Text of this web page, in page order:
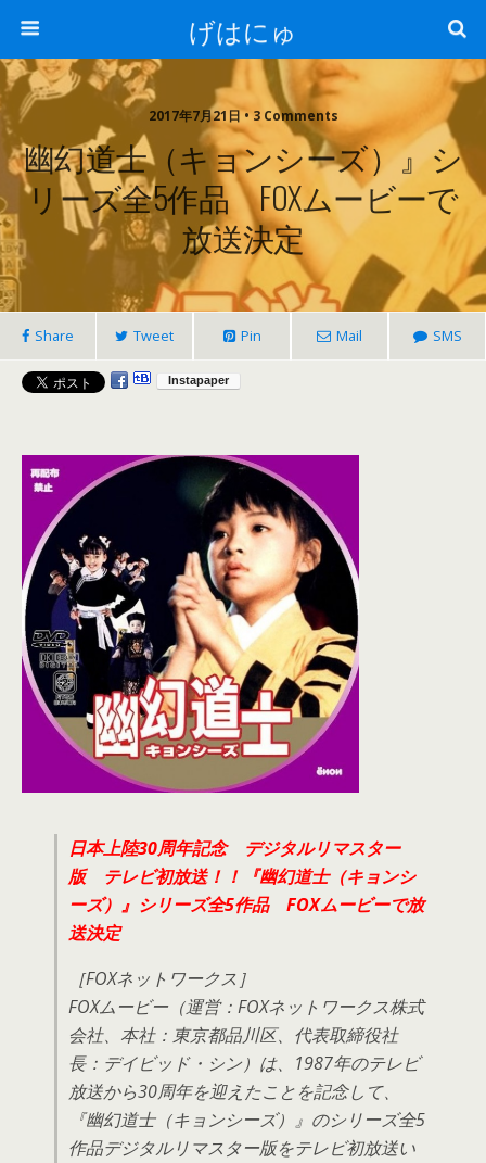
げはにゅ
2017年7月21日 • 3 Comments
幽幻道士（キョンシーズ）』シ
リーズ全5作品 FOXムービーで
放送決定
Share Tweet Pin Mail SMS
日本上陸30周年記念 デジタルリマスター
版 テレビ初放送！！『幽幻道士（キョンシ
ーズ）』シリーズ全5作品 FOXムービーで放
送決定
［FOXネットワークス］
FOXムービー（運営：FOXネットワークス株式
会社、本社：東京都品川区、代表取締役社
長：デイビッド・シン）は、1987年のテレビ
放送から30周年を迎えたことを記念して、
『幽幻道士（キョンシーズ）』のシリーズ全5
作品デジタルリマスター版をテレビ初放送い